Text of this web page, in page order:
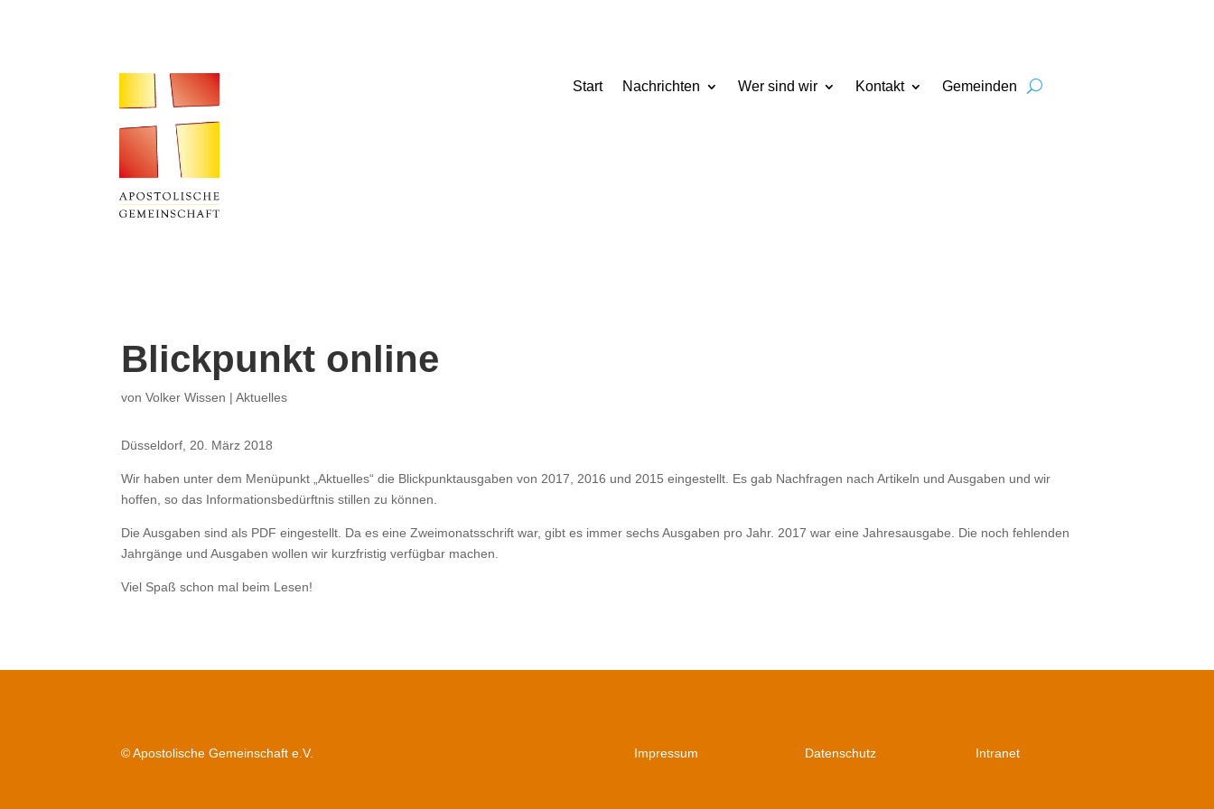
Start Nachrichten Wer sind wir Kontakt Gemeinden
Blickpunkt online
vonVolker Wissen |Aktuelles
Düsseldorf, 20. März 2018
Wir haben unter dem Menüpunkt „Aktuelles“ die Blickpunktausgaben von 2017, 2016 und 2015 eingestellt. Es gab Nachfragen nach Artikeln und Ausgaben und wir
hoffen, so das Informationsbedürftnis stillen zu können.
Die Ausgaben sind als PDF eingestellt. Da es eine Zweimonatsschrift war, gibt es immer sechs Ausgaben pro Jahr. 2017 war eine Jahresausgabe. Die noch fehlenden
Jahrgänge und Ausgaben wollen wir kurzfristig verfügbar machen.
Viel Spaß schon mal beim Lesen!
© Apostolische Gemeinschaft e.V. Impressum Datenschutz Intranet